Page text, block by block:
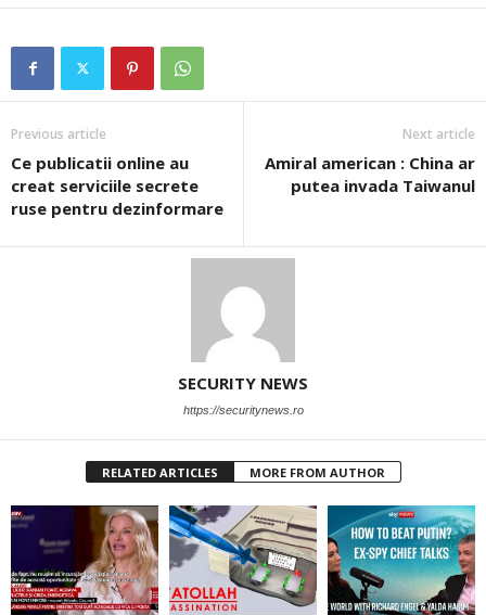
Previous article
Ce publicatii online au
creat serviciile secrete
ruse pentru dezinformare
Next article
Amiral american : China ar
putea invada Taiwanul
SECURITY NEWS
https://securitynews.ro
RELATED ARTICLES MORE FROM AUTHOR